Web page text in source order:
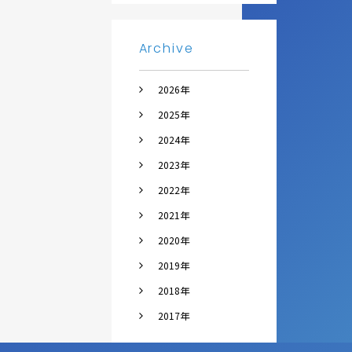
Archive
2026年
2025年
2024年
2023年
2022年
2021年
2020年
2019年
2018年
2017年